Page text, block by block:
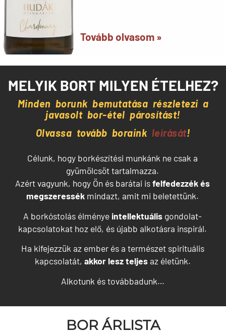
Tovább olvasom »
MELYIK BORT MILYEN ÉTELHEZ?
Minden borunk bemutatása részletezi a
javasolt bor-étel párosítást!
Olvassa tovább boraink leírását!
Célunk, hogy borkészítési munkánk ne csak a
gyümölcsöt tartalmazza.
Azért vagyunk, hogy Ön és barátai isfelfedezzék és
megszeressék mindazt, amit mi beletettünk.
A borkóstolás élménye intellektuális gondolat-
kapcsolatokat hoz elő, és újabb alkotásra inspirál.
Ha kifejezzük az ember és a természet spirituális
kapcsolatát, akkor lesz teljesaz életünk.
Alkotunk és továbbadunk…
BOR ÁRLISTA